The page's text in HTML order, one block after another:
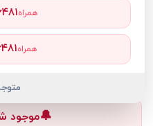
کیبورد
🔔موجود
همراه
همراه